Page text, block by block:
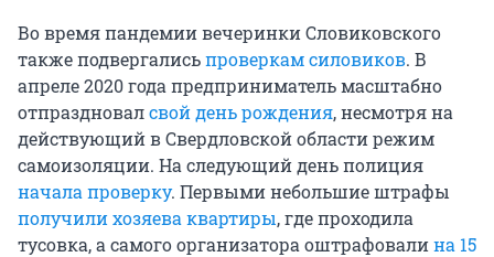
Во время пандемии вечеринки Словиковского
также подвергалисьпроверкам силовиков. В
апреле 2020 года предприниматель масштабно
отпраздновалсвой день рождения, несмотря на
действующий в Свердловской области режим
самоизоляции. На следующий день полиция
начала проверку. Первыми небольшие штрафы
получили хозяева квартиры, где проходила
тусовка, а самого организатора оштрафовалина 15